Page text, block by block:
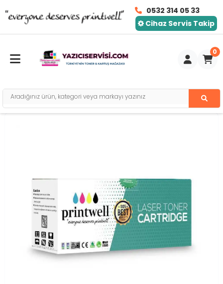
0532 314 05 33
Cihaz Servis Takip
Toggle mobile menu 0